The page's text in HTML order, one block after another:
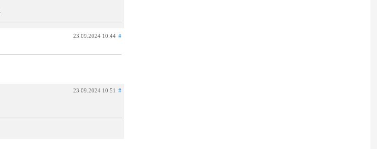
23.09.2024 10:44 #
23.09.2024 10:51 #